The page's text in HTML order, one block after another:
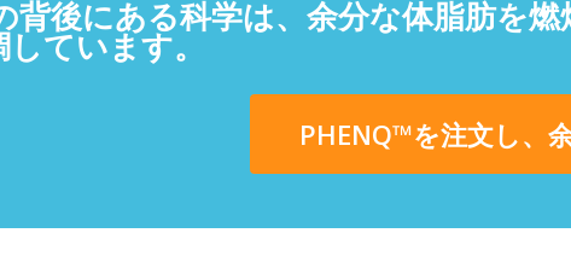
背後にある科学は、余分な体脂肪を
しています。
PHENQ™を注文し、